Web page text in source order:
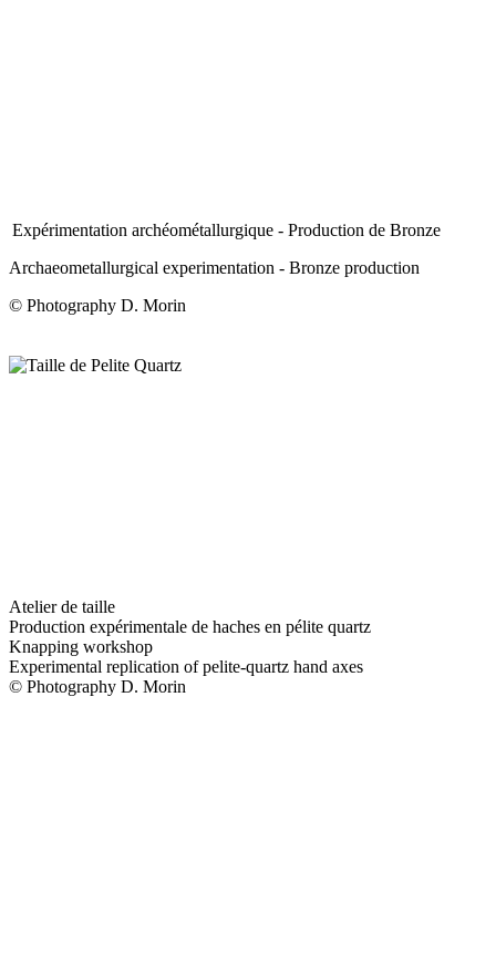
Expérimentation archéométallurgique - Production de Bronze
Archaeometallurgical experimentation - Bronze production
© Photography D. Morin
Atelier de taille
Production expérimentale de haches en pélite quartz
Knapping workshop
Experimental replication of pelite-quartz hand axes
© Photography D. Morin